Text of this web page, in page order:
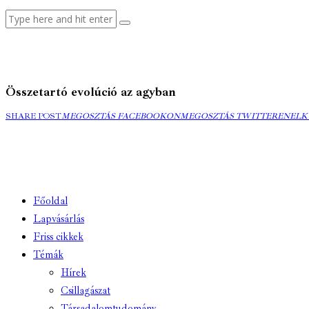
Összetartó evolúció az agyban
SHARE POSTMEGOSZTÁS
MEGOSZTÁS FACEBOOKONMEGOSZTÁS
MEGOSZTÁS TWITTEREN
Főoldal
Lapvásárlás
Friss cikkek
Témák
Hírek
Csillagászat